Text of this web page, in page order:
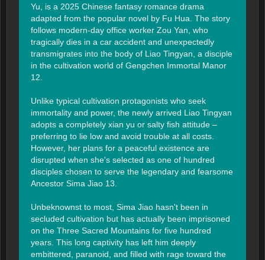
Yu, is a 2025 Chinese fantasy romance drama
adapted from the popular novel by Fu Hua. The story
follows modern-day office worker Zou Yan, who
tragically dies in a car accident and unexpectedly
transmigrates into the body of Liao Tingyan, a disciple
in the cultivation world of Gengchen Immortal Manor
12.
Unlike typical cultivation protagonists who seek
immortality and power, the newly arrived Liao Tingyan
adopts a completely xian yu or salty fish attitude –
preferring to lie low and avoid trouble at all costs.
However, her plans for a peaceful existence are
disrupted when she's selected as one of hundred
disciples chosen to serve the legendary and fearsome
Ancestor Sima Jiao 13.
Unbeknownst to most, Sima Jiao hasn't been in
secluded cultivation but has actually been imprisoned
on the Three Sacred Mountains for five hundred
years. This long captivity has left him deeply
embittered, paranoid, and filled with rage toward the